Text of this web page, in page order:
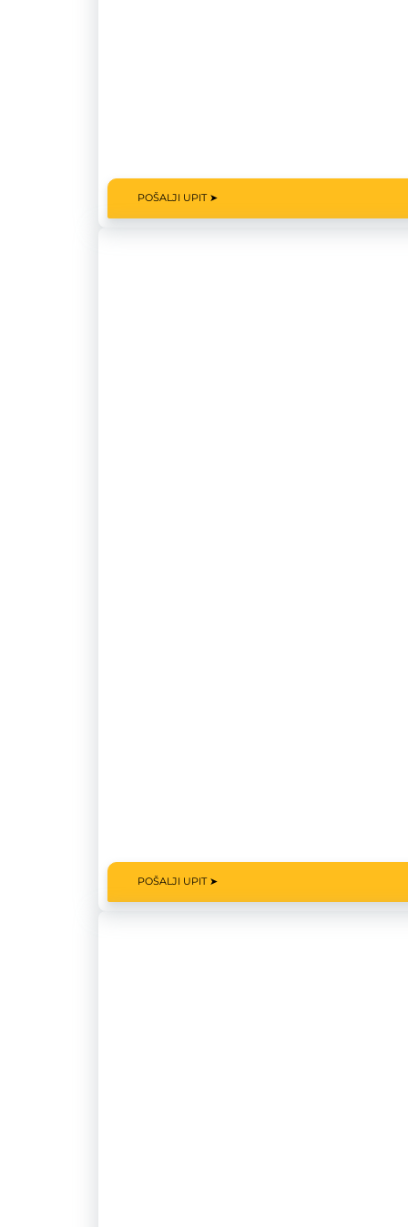
POŠALJI UPIT ➤
POŠALJI UPIT ➤